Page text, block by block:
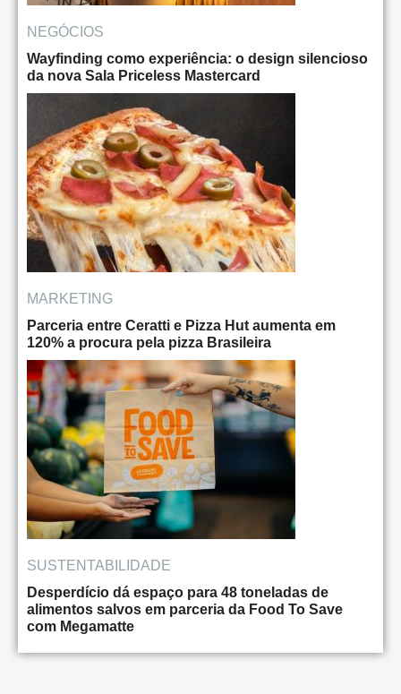
NEGÓCIOS
Wayfinding como experiência: o design silencioso
da nova Sala Priceless Mastercard
MARKETING
Parceria entre Ceratti e Pizza Hut aumenta em
120% a procura pela pizza Brasileira
SUSTENTABILIDADE
Desperdício dá espaço para 48 toneladas de
alimentos salvos em parceria da Food To Save
com Megamatte